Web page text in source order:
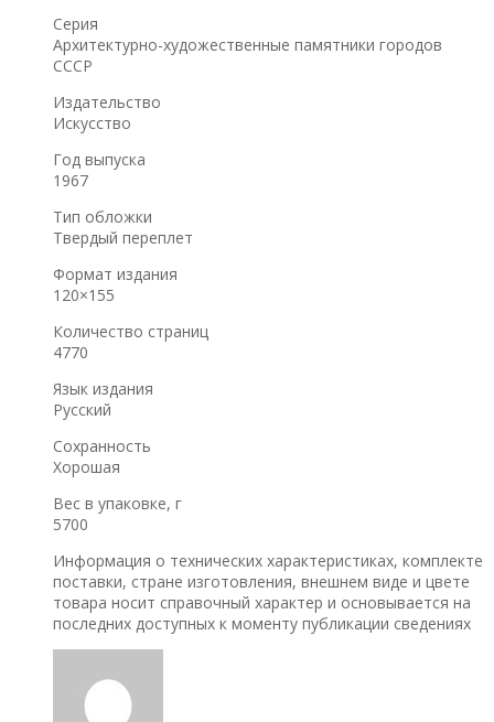
Серия
Архитектурно-художественные памятники городов
СССР
Издательство
Искусство
Год выпуска
1967
Тип обложки
Твердый переплет
Формат издания
120×155
Количество страниц
4770
Язык издания
Русский
Сохранность
Хорошая
Вес в упаковке, г
5700
Информация о технических характеристиках, комплекте
поставки, стране изготовления, внешнем виде и цвете
товара носит справочный характер и основывается на
последних доступных к моменту публикации сведениях